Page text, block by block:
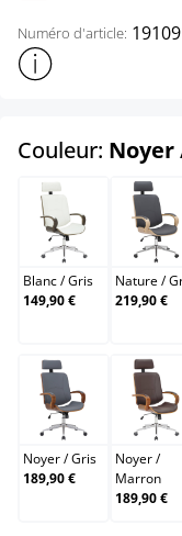
Numéro d'article:
Afficher plus
Couleur: Noyer
Blanc / Gris
Blanc/Gris
149,90 €
Nature/
219,90 €
Noyer / Gris
Noyer/Gris
189,90 €
Noyer/
Marron
189,90 €